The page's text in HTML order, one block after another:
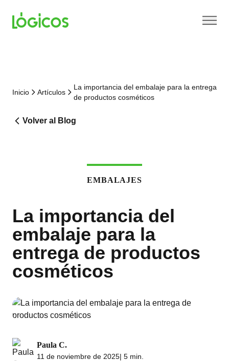
Inicio Artículos
La importancia del embalaje para la entrega
de productos cosméticos
Volver al Blog
EMBALAJES
La importancia del
embalaje para la
entrega de productos
cosméticos
Paula C.
11 de noviembre de 2025| 5 min.